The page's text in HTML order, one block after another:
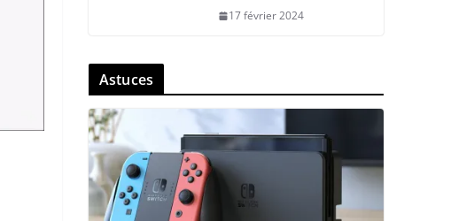
17 février 2024
Astuces